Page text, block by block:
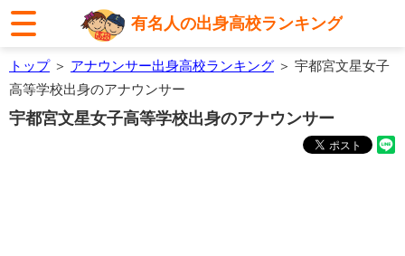
有名人の出身高校ランキング
トップ＞ アナウンサー出身高校ランキング ＞ 宇都宮文星女子
高等学校出身のアナウンサー
宇都宮文星女子高等学校出身のアナウンサー